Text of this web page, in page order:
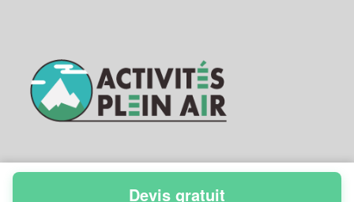
Devis gratuit